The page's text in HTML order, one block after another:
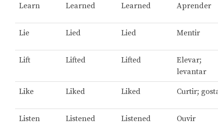
Learn Learned Learned Aprender
Lie Lied Lied Mentir
Lift Lifted Lifted
Elevar;
levantar
Like Liked Liked Curtir;
Listen Listened Listened Ouvir